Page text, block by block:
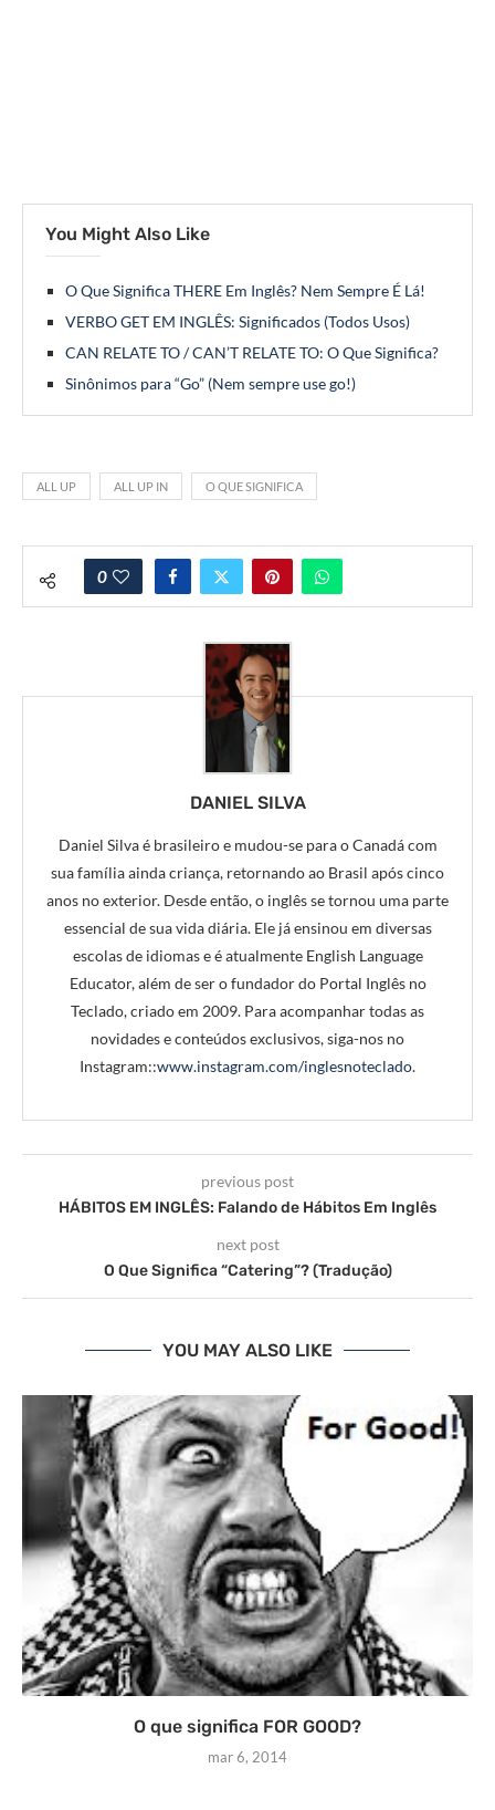
You Might Also Like
O Que Significa THERE Em Inglês? Nem Sempre É Lá!
VERBO GET EM INGLÊS: Significados (Todos Usos)
CAN RELATE TO / CAN’T RELATE TO: O Que Significa?
Sinônimos para “Go” (Nem sempre use go!)
ALL UP ALL UP IN O QUE SIGNIFICA
0
DANIEL SILVA
Daniel Silva é brasileiro e mudou-se para o Canadá com
sua família ainda criança, retornando ao Brasil após cinco
anos no exterior. Desde então, o inglês se tornou uma parte
essencial de sua vida diária. Ele já ensinou em diversas
escolas de idiomas e é atualmente English Language
Educator, além de ser o fundador do Portal Inglês no
Teclado, criado em 2009. Para acompanhar todas as
novidades e conteúdos exclusivos, siga-nos no
Instagram::www.instagram.com/inglesnoteclado.
previous post
HÁBITOS EM INGLÊS: Falando de Hábitos Em Inglês
next post
O Que Significa “Catering”? (Tradução)
YOU MAY ALSO LIKE
O que significa FOR GOOD?
mar 6, 2014